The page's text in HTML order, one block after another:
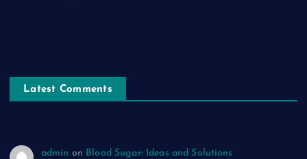
Latest Comments
admin on Blood Sugar: Ideas and Solutions